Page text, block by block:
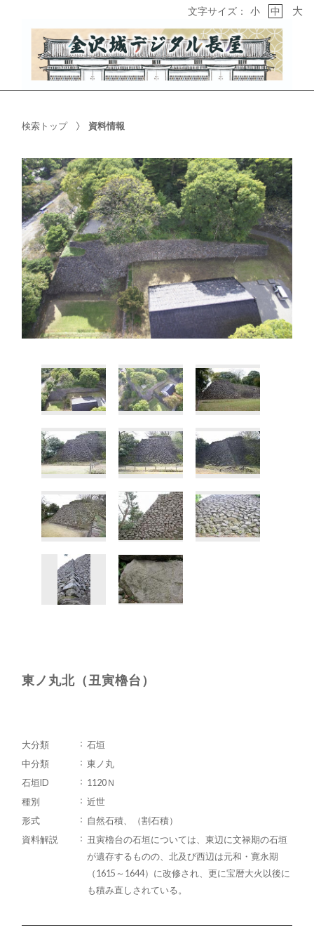
文字サイズ： 小 中 大
検索トップ 資料情報
東ノ丸北（丑寅櫓台）
大分類
石垣
中分類
東ノ丸
石垣ID
1120Ｎ
種別
近世
形式
自然石積、（割石積）
資料解説
丑寅櫓台の石垣については、東辺に文禄期の石垣
が遺存するものの、北及び西辺は元和・寛永期
（1615～1644）に改修され、更に宝暦大火以後に
も積み直しされている。